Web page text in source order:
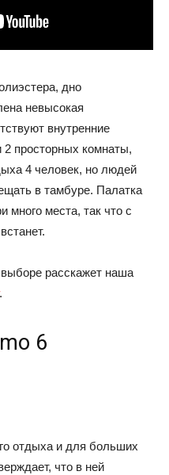
дно
невысокая
внутренние
просторных комнаты,
4 человек, но людей
в тамбуре. Палатка
много места, так что с
расскажет наша
.
6
отдыха и для больших
что в ней